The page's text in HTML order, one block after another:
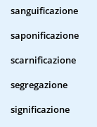
sanguificazione
saponificazione
scarnificazione
segregazione
significazione